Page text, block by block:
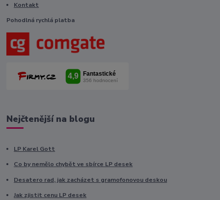
Kontakt
Pohodlná rychlá platba
Nejčtenější na blogu
LP Karel Gott
Co by nemělo chybět ve sbírce LP desek
Desatero rad, jak zacházet s gramofonovou deskou
Jak zjistit cenu LP desek